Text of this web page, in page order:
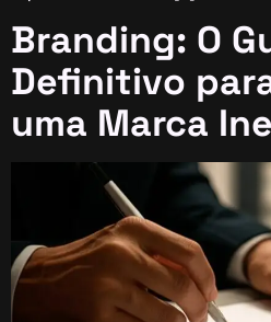
Branding: O
Definitivo
uma Marca